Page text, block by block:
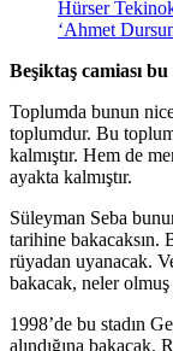
Hürser
‘Ahmet
Beşiktaş camiası
Toplumda bunun
toplumdur. Bu toplum
kalmıştır. Hem de
ayakta kalmıştır.
Süleyman Seba
tarihine bakacaksın.
rüyadan uyanacak.
bakacak, neler
1998’de bu stadın
alındığına bakacak.